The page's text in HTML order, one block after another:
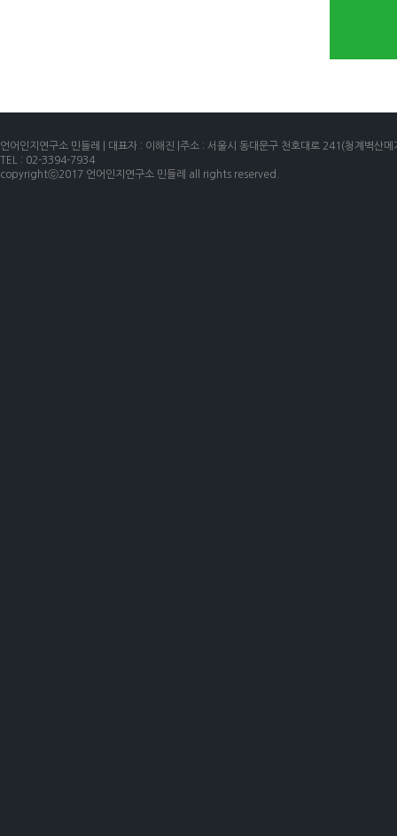
언어인지연구소 민들레 | 대표자 : 이해진 |주소 : 서울시 동대문구 천호대로 241(청계벽산
TEL : 02-3394-7934
copyrightⓒ2017 언어인지연구소 민들레 all rights reserved.